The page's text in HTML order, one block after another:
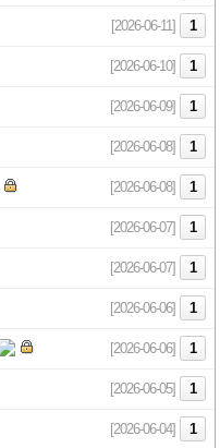
[2026-06-11] 1
[2026-06-10] 1
[2026-06-09] 1
[2026-06-08] 1
[2026-06-08] 1
[2026-06-07] 1
[2026-06-07] 1
[2026-06-06] 1
[2026-06-06] 1
[2026-06-05] 1
[2026-06-04] 1